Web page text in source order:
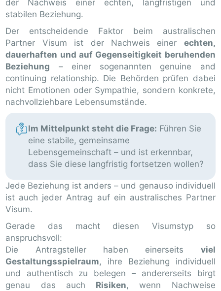
der Nachweis einer echten, langfristigen und
stabilen Beziehung.
Der entscheidende Faktor beim australischen
Partner Visum ist der Nachweis einer echten,
dauerhaften und auf Gegenseitigkeit beruhenden
Beziehung – einer sogenannten genuine and
continuing relationship. Die Behörden prüfen dabei
nicht Emotionen oder Sympathie, sondern konkrete,
nachvollziehbare Lebensumstände.
Im Mittelpunkt steht die Frage: Führen Sie
eine stabile, gemeinsame
Lebensgemeinschaft – und ist erkennbar,
dass Sie diese langfristig fortsetzen wollen?
Jede Beziehung ist anders – und genauso individuell
ist auch jeder Antrag auf ein australisches Partner
Visum.
Gerade das macht diesen Visumstyp so
anspruchsvoll:
Die Antragsteller haben einerseits viel
Gestaltungsspielraum, ihre Beziehung individuell
und authentisch zu belegen – andererseits birgt
genau das auch Risiken, wenn Nachweise